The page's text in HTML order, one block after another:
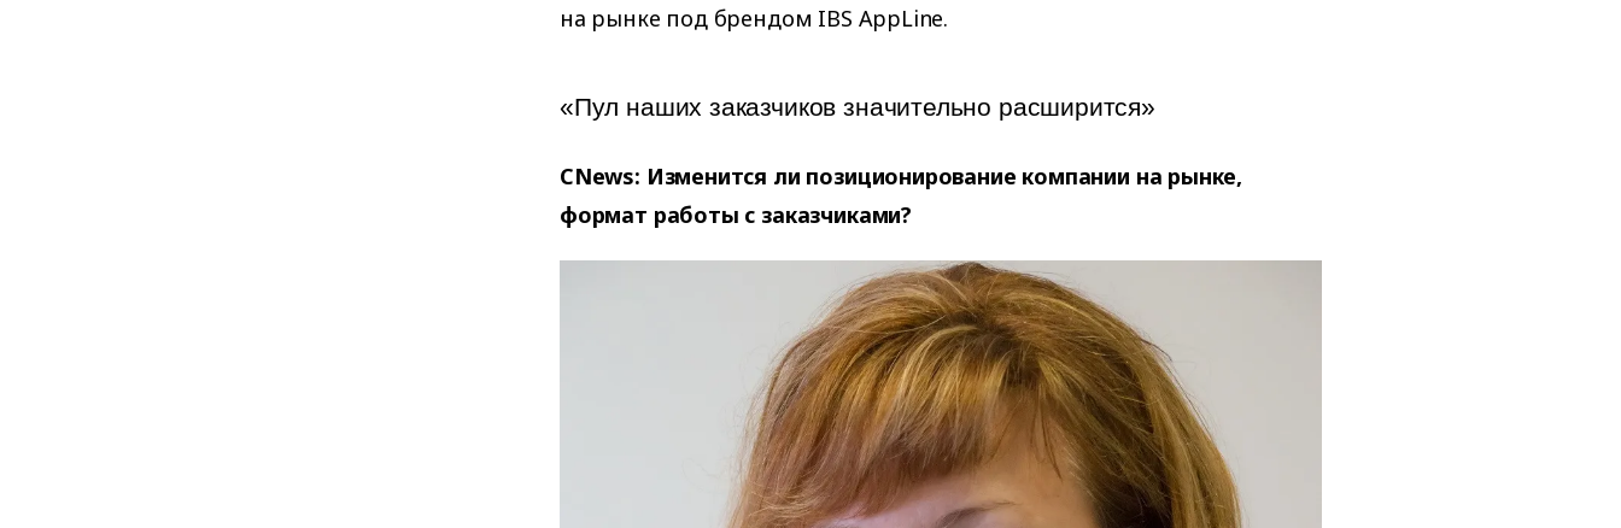
на рынке под брендом IBS AppLine.
«Пул наших заказчиков значительно расширится»
CNews: Изменится ли позиционирование компании на рынке,
формат работы с заказчиками?